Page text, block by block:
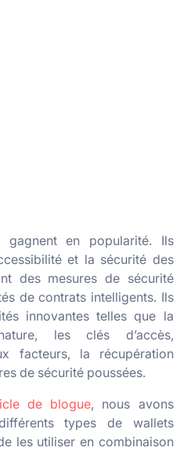
gagnent en popularité. Ils
et la sécurité des
des mesures de sécurité
de contrats intelligents. Ils
innovantes telles que la
les clés d’accès,
facteurs, la récupération
de sécurité poussées.
de blogue, nous avons
types de wallets
les utiliser en combinaison